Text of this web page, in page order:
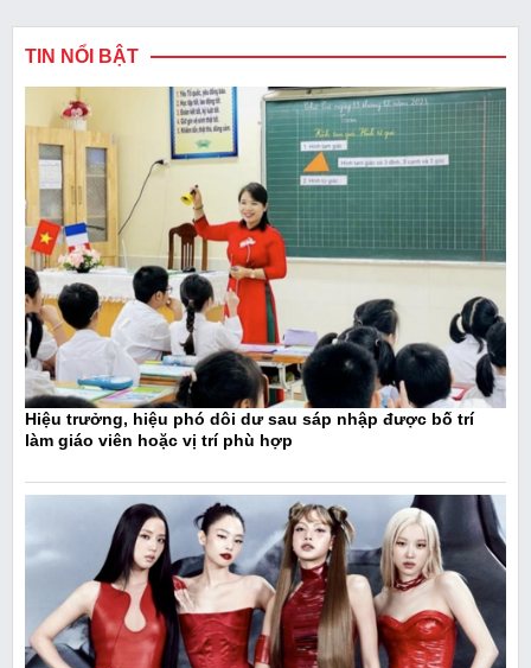
TIN NỔI BẬT
Hiệu trưởng, hiệu phó dôi dư sau sáp nhập được bố trí
làm giáo viên hoặc vị trí phù hợp